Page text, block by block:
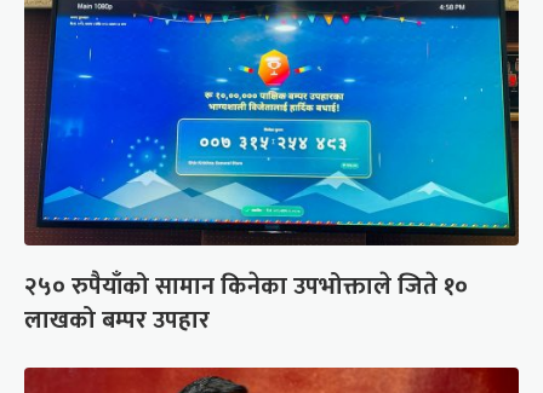
२५० रुपैयाँको सामान किनेका उपभोक्ताले जिते १०
लाखको बम्पर उपहार